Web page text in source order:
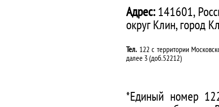
Адрес:141601,
округ Клин, город
Тел. 122 с территории
далее 3 (доб.52212)
*Единый номер